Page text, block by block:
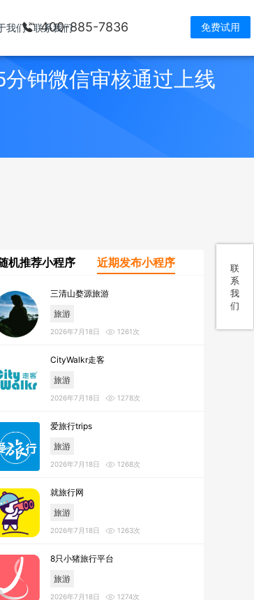
400-885-7836 免费试用
我们 联系我们
联
系
我
们
钟微信审核通过上线
机推荐小程序 近期发布小程序
三清山婺源旅游
旅游
2026年7月18日 1261次
CityWalkr走客
旅游
2026年7月18日 1278次
爱旅行trips
旅游
2026年7月18日 1268次
就旅行网
旅游
2026年7月18日 1263次
8只小猪旅行平台
旅游
2026年7月18日 1274次